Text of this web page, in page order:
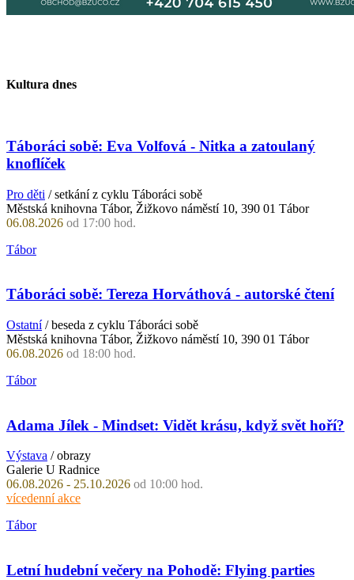
Kultura dnes
Táboráci sobě: Eva Volfová - Nitka a zatoulaný
knoflíček
Pro děti / setkání z cyklu Táboráci sobě
Městská knihovna Tábor, Žižkovo náměstí 10, 390 01 Tábor
06.08.2026 od 17:00 hod.
Tábor
Táboráci sobě: Tereza Horváthová - autorské čtení
Ostatní/ beseda z cyklu Táboráci sobě
Městská knihovna Tábor, Žižkovo náměstí 10, 390 01 Tábor
06.08.2026 od 18:00 hod.
Tábor
Adama Jílek - Mindset: Vidět krásu, když svět hoří?
Výstava / obrazy
Galerie U Radnice
06.08.2026 - 25.10.2026 od 10:00 hod.
vícedenní akce
Tábor
Letní hudební večery na Pohodě: Flying parties